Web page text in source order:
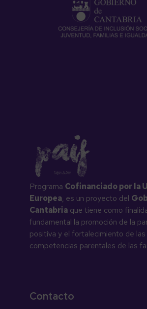
Programa Cofinanciado por la
Europea, es un proyecto del
Cantabria que tiene como
fundamental la promoción de la
positiva y el fortalecimiento de las
competencias parentales de las
Contacto